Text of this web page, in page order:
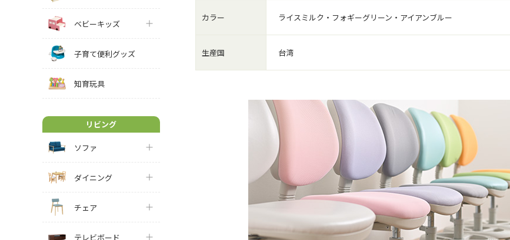
ベビーキッズ
子育て便利グッズ
知育玩具
リビング
ソファ
ダイニング
チェア
テレビボード
カラー ライスミルク・フォギーグリーン・アイアンブルー
生産国 台湾